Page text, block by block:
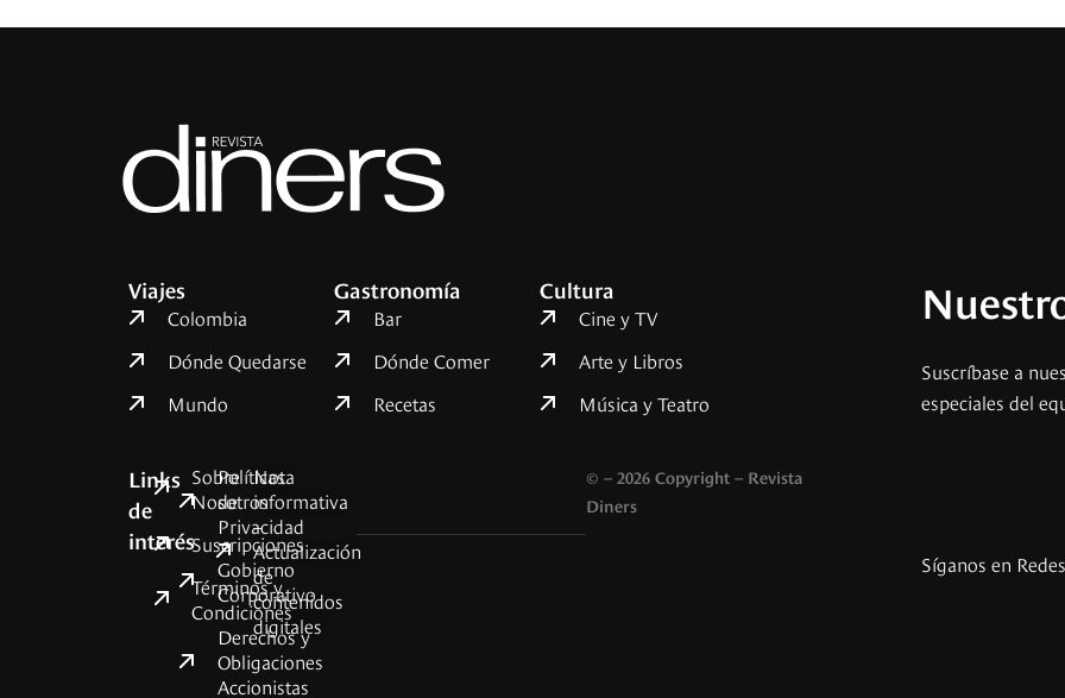
Viajes
Colombia
Dónde Quedarse
Mundo
Gastronomía
Bar
Dónde Comer
Recetas
Cultura
Cine y TV
Arte y Libros
Música y Teatro
Links
de
interés
Sobre
Nosotros
Suscripciones
Términos y
Condiciones
Políticas
de
Privacidad
Gobierno
Corporativo
Derechos y
Obligaciones
Accionistas
Nota
informativa
–
Actualización
de
contenidos
digitales
© – 2026 Copyright – Revista
Diners
Suscríbase a
especiales del
Síganos en